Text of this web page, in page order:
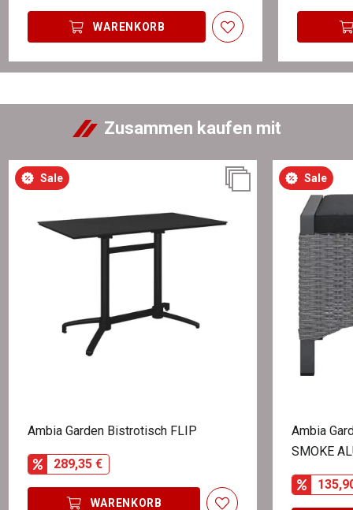
WARENKORB
Zusammen kaufen mit
Sale
Ambia Garden Bistrotisch FLIP
289,35 €
WARENKORB
Sale
Ambia
SMOKE